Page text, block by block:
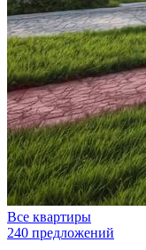
Все квартиры
240 предложений